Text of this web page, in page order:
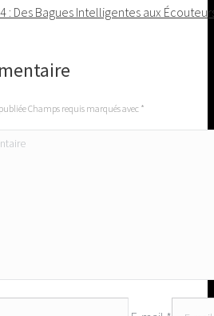
: Des Bagues Intelligentes aux
Champs requis marqués avec *